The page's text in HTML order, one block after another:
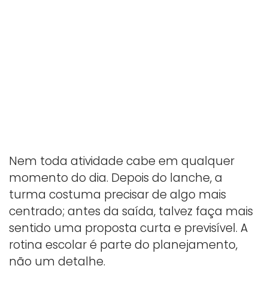
Nem toda atividade cabe em qualquer
momento do dia. Depois do lanche, a
turma costuma precisar de algo mais
centrado; antes da saída, talvez faça mais
sentido uma proposta curta e previsível. A
rotina escolar é parte do planejamento,
não um detalhe.